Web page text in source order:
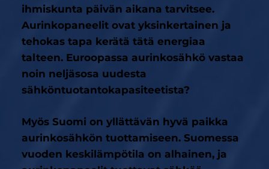
ihmiskunta päivän aikana tarvitsee.
Aurinkopaneelit ovat yksinkertainen ja
tehokas tapa kerätä tätä energiaa
talteen. Euroopassa aurinkosähkö vastaa
noin neljäsosa uudesta
sähköntuotantokapasiteetista?
Myös Suomi on yllättävän hyvä paikka
aurinkosähkön tuottamiseen. Suomessa
vuoden keskilämpötila on alhainen, ja